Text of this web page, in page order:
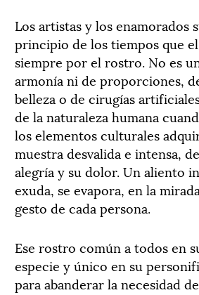
Los artistas y los enamorados
principio de los tiempos que el
siempre por el rostro. No es
armonía ni de proporciones,
belleza o de cirugías
de la naturaleza humana
los elementos culturales
muestra desvalida e intensa,
alegría y su dolor. Un aliento
exuda, se evapora, en la
gesto de cada persona.
Ese rostro común a todos en
especie y único en su
para abanderar la necesidad